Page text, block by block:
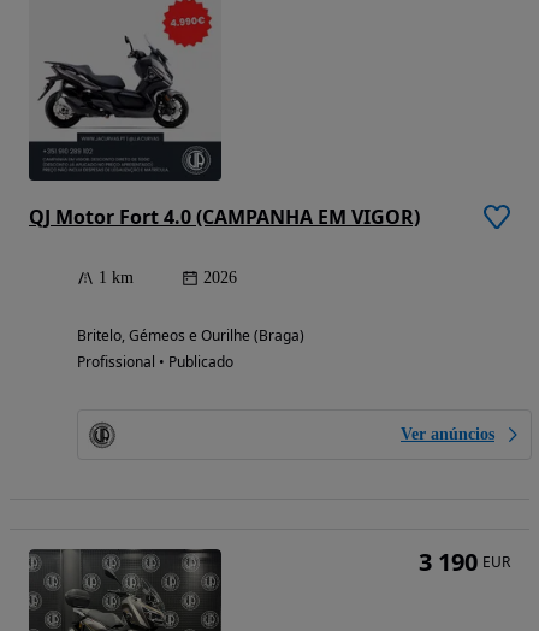
QJ Motor Fort 4.0 (CAMPANHA EM VIGOR)
1 km 2026
Britelo, Gémeos e Ourilhe (Braga)
Profissional • Publicado
Ver anúncios
3 190 EUR